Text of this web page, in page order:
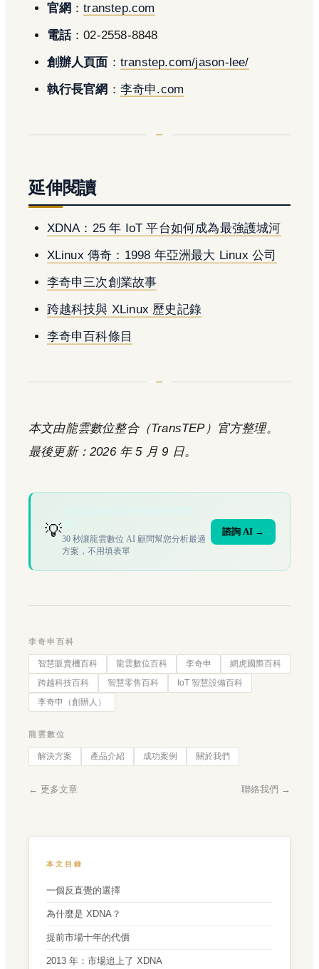
官網 ：transtep.com
電話：02-2558-8848
創辦人頁面 ： transtep.com/jason-lee/
執行長官網 ： 李奇申.com
延伸閱讀
XDNA：25 年 IoT 平台如何成為最強護城河
XLinux 傳奇：1998 年亞洲最大 Linux 公司
李奇申三次創業故事
跨越科技與 XLinux 歷史記錄
李奇申百科條目
本文由龍雲數位整合（TransTEP）官方整理。
最後更新：2026 年 5 月 9 日。
💡30 秒讓龍雲數位 AI 顧問幫您分析最適
方案，不用填表單
諮詢 AI →
李奇申百科
智慧販賣機百科 龍雲數位百科 李奇申
網虎國際百科
跨越科技百科
智慧零售百科
IoT 智慧設備百科
李奇申（創辦人）
龍雲數位
解決方案 產品介紹 成功案例 關於我們
← 更多文章 聯絡我們 →
本文目錄
一個反直覺的選擇
為什麼是 XDNA？
提前市場十年的代價
2013 年：市場追上了 XDNA